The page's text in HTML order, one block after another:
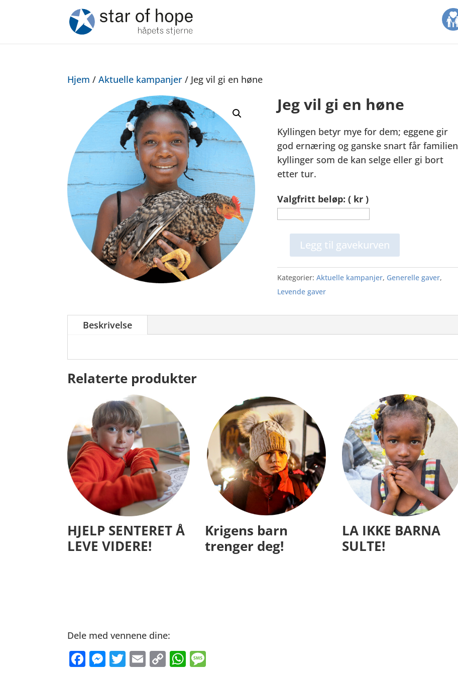
Hjem /Aktuelle kampanjer / Jeg vil gi en høne
Jeg vil gi en høne
Kyllingen betyr mye for dem; eggene gir
god ernæring og ganske snart får familien
kyllinger som de kan selge eller gi bort
etter tur.
Valgfritt beløp: ( kr )
vil
gi
en
Legg til gavekurven
Kategorier: Aktuelle kampanjer, Generelle gaver,
Levende gaver
Beskrivelse
Relaterte produkter
HJELP SENTERET Å
LEVE VIDERE!
Krigens barn
trenger deg!
LA IKKE BARNA
SULTE!
Dele med vennene dine:
Facebook
Messenger
Twitter
EmailCopyWhatsApp